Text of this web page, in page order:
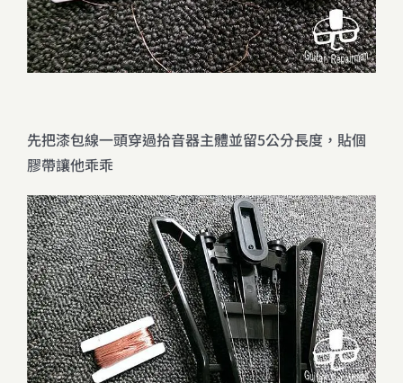
先把漆包線一頭穿過拾音器主體並留5公分長度，貼個
膠帶讓他乖乖